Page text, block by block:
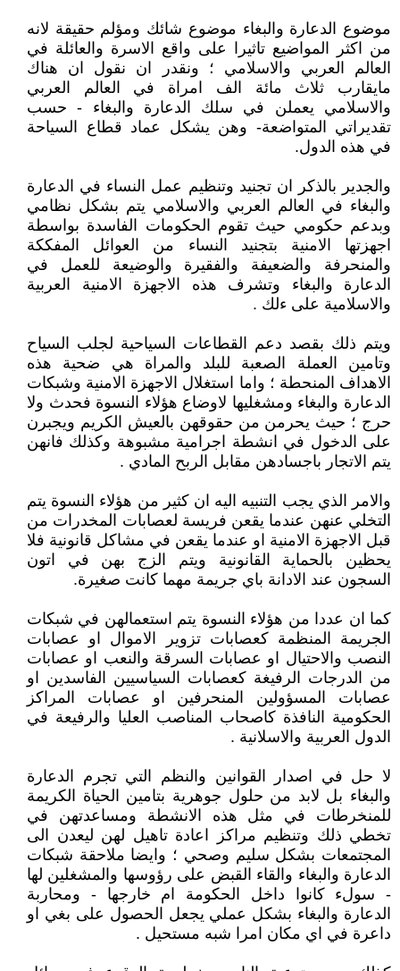
موضوع الدعارة والبغاء موضوع شائك ومؤلم حقيقة لانه
من اكثر المواضيع تاثيرا على واقع الاسرة والعائلة في
العالم العربي والاسلامي ؛ ونقدر ان نقول ان هناك
مايقارب ثلاث مائة الف امراة في العالم العربي
والاسلامي يعملن في سلك الدعارة والبغاء - حسب
تقديراتي المتواضعة- وهن يشكل عماد قطاع السياحة
في هذه الدول.
والجدير بالذكر ان تجنيد وتنظيم عمل النساء في الدعارة
والبغاء في العالم العربي والاسلامي يتم بشكل نظامي
وبدعم حكومي حيث تقوم الحكومات الفاسدة بواسطة
اجهزتها الامنية بتجنيد النساء من العوائل المفككة
والمنحرفة والضعيفة والفقيرة والوضيعة للعمل في
الدعارة والبغاء وتشرف هذه الاجهزة الامنية العربية
والاسلامية على ءلك .
ويتم ذلك بقصد دعم القطاعات السياحية لجلب السياح
وتامين العملة الصعبة للبلد والمراة هي ضحية هذه
الاهداف المنحطة ؛ واما استغلال الاجهزة الامنية وشبكات
الدعارة والبغاء ومشغليها لاوضاع هؤلاء النسوة فحدث ولا
حرج ؛ حيث يحرمن من حقوقهن بالعيش الكريم ويجبرن
على الدخول في انشطة اجرامية مشبوهة وكذلك فانهن
يتم الاتجار باجسادهن مقابل الربح المادي .
والامر الذي يجب التنبيه اليه ان كثير من هؤلاء النسوة يتم
التخلي عنهن عندما يقعن فريسة لعصابات المخدرات من
قبل الاجهزة الامنية او عندما يقعن في مشاكل قانونية فلا
يحظين بالحماية القانونية ويتم الزج بهن في اتون
السجون عند الادانة باي جريمة مهما كانت صغيرة.
كما ان عددا من هؤلاء النسوة يتم استعمالهن في شبكات
الجريمة المنظمة كعصابات تزوير الاموال او عصابات
النصب والاحتيال او عصابات السرقة والنعب او عصابات
من الدرجات الرفيغة كعصابات السياسيين الفاسدين او
عصابات المسؤولين المنحرفين او عصابات المراكز
الحكومية النافذة كاصحاب المناصب العليا والرفيعة في
الدول العربية والاسلانية .
لا حل في اصدار القوانين والنظم التي تجرم الدعارة
والبغاء بل لابد من حلول جوهرية بتامين الحياة الكريمة
للمنخرطات في مثل هذه الانشطة ومساعدتهن في
تخطي ذلك وتنظيم مراكز اعادة تاهيل لهن ليعدن الى
المجتمعات بشكل سليم وصحي ؛ وايضا ملاحقة شبكات
الدعارة والبغاء والقاء القبض على رؤوسها والمشغلين لها
- سولء كانوا داخل الحكومة ام خارجها - ومحاربة
الدعارة والبغاء بشكل عملي يجعل الحصول على بغي او
داعرة في اي مكان امرا شبه مستحيل .